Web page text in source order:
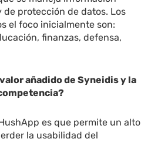
de protección de datos. Los
el foco inicialmente son:
finanzas, defensa,
añadido de Syneidis y la
es que permite un alto
la usabilidad del